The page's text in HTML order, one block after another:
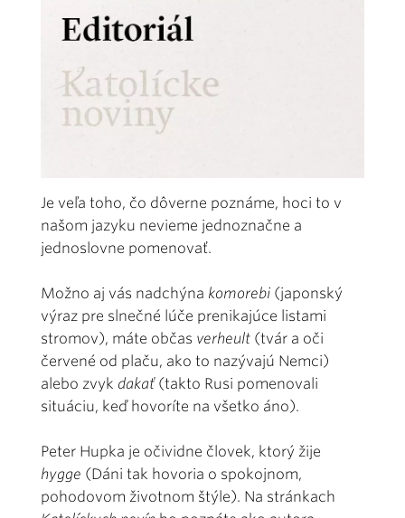
Je veľa toho, čo dôverne poznáme, hoci to v
našom jazyku nevieme jednoznačne a
jednoslovne pomenovať.
Možno aj vás nadchýna komorebi (japonský
výraz pre slnečné lúče prenikajúce listami
stromov), máte občas verheult (tvár a oči
červené od plaču, ako to nazývajú Nemci)
alebo zvyk dakať(takto Rusi pomenovali
situáciu, keď hovoríte na všetko áno).
Peter Hupka je očividne človek, ktorý žije
hygge (Dáni tak hovoria o spokojnom,
pohodovom životnom štýle). Na stránkach